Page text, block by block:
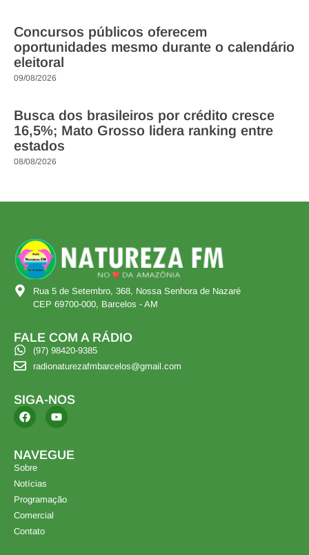
Concursos públicos oferecem
oportunidades mesmo durante o calendário
eleitoral
09/08/2026
Busca dos brasileiros por crédito cresce
16,5%; Mato Grosso lidera ranking entre
estados
08/08/2026
Rua 5 de Setembro, 368, Nossa Senhora de Nazaré
CEP 69700-000, Barcelos - AM
FALE COM A RÁDIO
(97) 98420-9385
radionaturezafmbarcelos@gmail.com
SIGA-NOS
NAVEGUE
Sobre
Notícias
Programação
Comercial
Contato